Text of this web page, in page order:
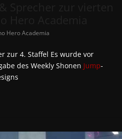
Hero Academia
zur 4. Staffel Es wurde vor
des Weekly Shonen Jump-